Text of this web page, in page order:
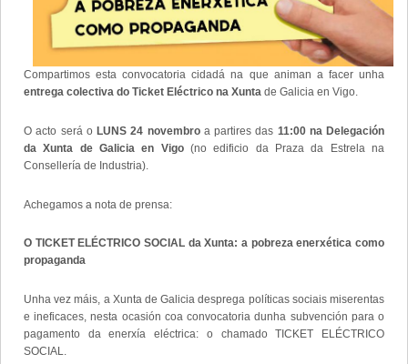
Compartimos esta convocatoria cidadá na que animan a facer unha
entrega colectiva do Ticket Eléctrico na Xunta de Galicia en Vigo.
O acto será o LUNS 24 novembroa partires das 11:00 na Delegación
da Xunta de Galicia en Vigo(no edificio da Praza da Estrela na
Consellería de Industria).
Achegamos a nota de prensa:
O TICKET ELÉCTRICO SOCIAL da Xunta: a pobreza enerxética como
propaganda
Unha vez máis, a Xunta de Galicia desprega políticas sociais miserentas
e ineficaces, nesta ocasión coa convocatoria dunha subvención para o
pagamento da enerxía eléctrica: o chamado TICKET ELÉCTRICO
SOCIAL.